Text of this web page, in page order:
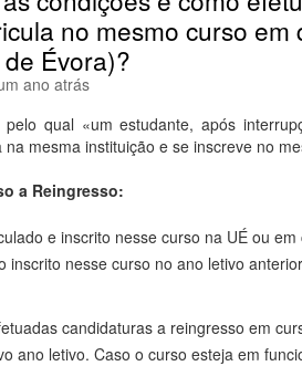
no mesmo curso
Évora)?
ano atrás
qual «um estudante, após
mesma instituição e se inscreve no
a Reingresso:
e inscrito nesse curso na UÉ ou
inscrito nesse curso no ano letivo
candidaturas a reingresso em
ano letivo. Caso o curso esteja em